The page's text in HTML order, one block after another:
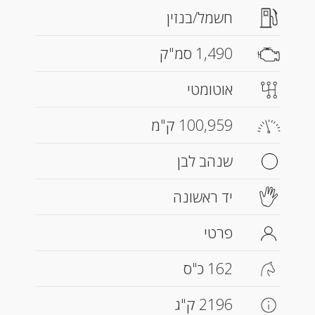
חשמל/בנזין
1,490 סמ"ק
אוטומטי
100,959 ק"מ
שנהב לבן
יד ראשונה
פרטי
162 כ"ס
2196 ק"ג